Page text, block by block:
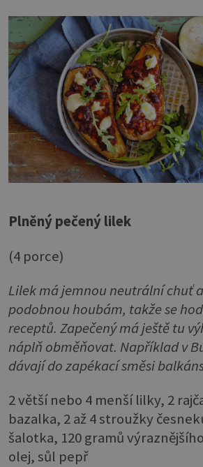
Plněný pečený lilek
(4 porce)
Lilek má jemnou neutrální chuť
podobnou houbám, takže se
receptů. Zapečený má ještě tu
náplň obměňovat. Například v
dávají do zapékací směsi
2 větší nebo 4 menší lilky, 2
bazalka, 2 až 4 stroužky
šalotka, 120 gramů
olej, sůl pepř